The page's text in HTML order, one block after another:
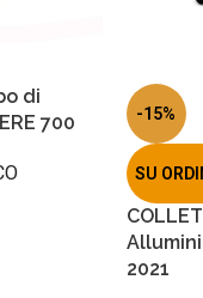
di
700
-15%
SU
2021